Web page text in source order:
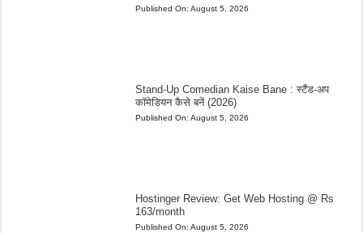
Published On: August 5, 2026
Stand-Up Comedian Kaise Bane : स्टैंड-अप
कॉमेडियन कैसे बनें (2026)
Published On: August 5, 2026
Hostinger Review: Get Web Hosting @ Rs
163/month
Published On: August 5, 2026